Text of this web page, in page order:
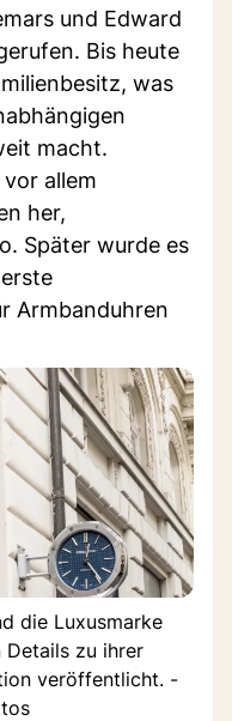
und Edward
Bis heute
was
macht.
allem
her,
Später wurde es
Armbanduhren
die Luxusmarke
Details zu ihrer
veröffentlicht. -